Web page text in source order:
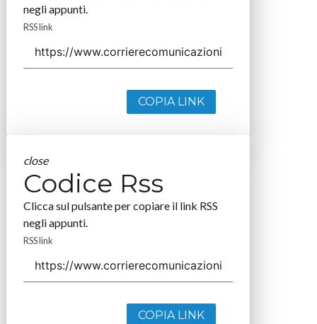
negli appunti.
RSS link
COPIA LINK
close
Codice Rss
Clicca sul pulsante per copiare il link RSS
negli appunti.
RSS link
COPIA LINK